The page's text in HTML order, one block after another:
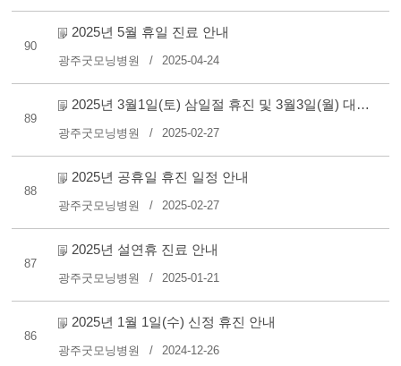
90
2025년 5월 휴일 진료 안내
광주굿모닝병원 2025-04-24
89
2025년 3월1일(토) 삼일절 휴진 및 3월3일(월) 대체공휴일 진료 ..
광주굿모닝병원 2025-02-27
88
2025년 공휴일 휴진 일정 안내
광주굿모닝병원 2025-02-27
87
2025년 설연휴 진료 안내
광주굿모닝병원 2025-01-21
86
2025년 1월 1일(수) 신정 휴진 안내
광주굿모닝병원 2024-12-26